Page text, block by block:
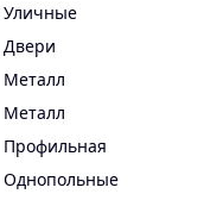
Уличные
Двери
Металл
Металл
Профильная
Однопольные